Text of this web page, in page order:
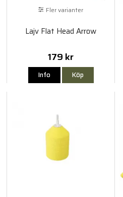
Fler varianter
Lajv Flat Head Arrow
179 kr
Info Köp